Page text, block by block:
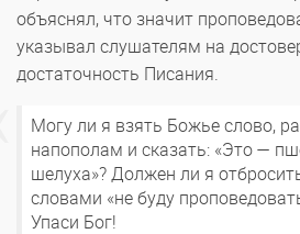
объяснял, что значит
указывал слушателям на
достаточность Писания.
Могу ли я взять Божье слово,
напополам и сказать: «Это —
шелуха»? Должен ли я
словами «не буду
Упаси Бог!